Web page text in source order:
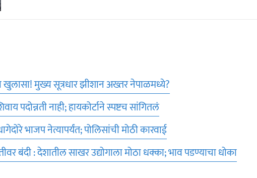
खुलासा! मुख्य सूत्रधार झीशान अख्तर नेपाळमध्ये?
पदोन्नती नाही; हायकोर्टाने स्पष्टच सांगितलं
भाजप नेत्यापर्यंत; पोलिसांची मोठी कारवाई
बंदी : देशातील साखर उद्योगाला मोठा धक्का; भाव पडण्याचा धोका